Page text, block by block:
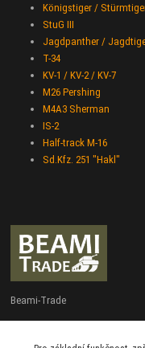
Königstiger /
StuG III
Jagdpanther /
T-34
KV-1 / KV-2 / KV-7
M26 Pershing
M4A3 Sherman
IS-2
Half-track M-16
Sd.Kfz. 251 "Hakl"
Beami-Trade